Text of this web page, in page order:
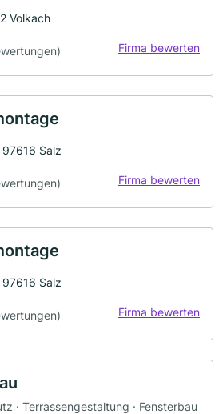
Volkach
Firma bewerten
Salz
Firma bewerten
Salz
Firma bewerten
· Terrassengestaltung · Fensterbau